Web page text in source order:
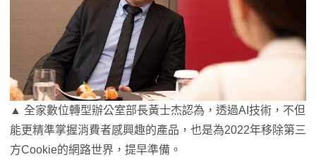
▲ 全家數位轉型辦公室部長黃士杰認為，透過AI技術，不但
能更精準掌握消費者感興趣的產品，也是為2022年移除第三
方Cookie的網路世界，提早準備。